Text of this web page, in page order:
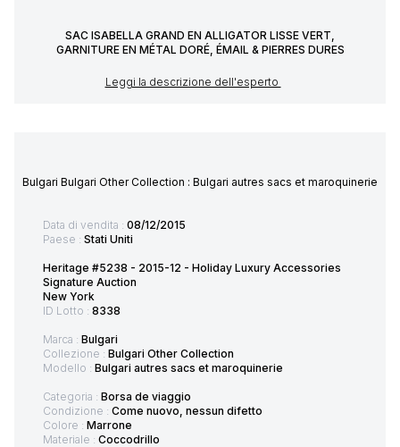
SAC ISABELLA GRAND EN ALLIGATOR LISSE VERT,
GARNITURE EN MÉTAL DORÉ, ÉMAIL & PIERRES DURES
Leggi la descrizione dell'esperto
Bulgari Bulgari Other Collection : Bulgari autres sacs et maroquinerie
Data di vendita : 08/12/2015
Paese : Stati Uniti
Heritage #5238 - 2015-12 - Holiday Luxury Accessories
Signature Auction
New York
ID Lotto : 8338
Marca : Bulgari
Collezione : Bulgari Other Collection
Modello : Bulgari autres sacs et maroquinerie
Categoria : Borsa de viaggio
Condizione : Come nuovo, nessun difetto
Colore : Marrone
Materiale : Coccodrillo